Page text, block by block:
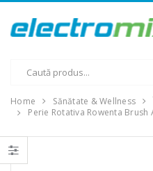
Home Sănătate & Wellness
Perie Rotativa Rowenta Brush